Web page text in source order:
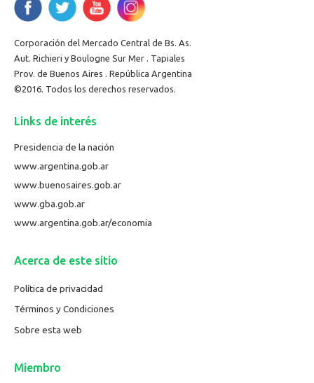
Corporación del Mercado Central de Bs. As.
Aut. Richieri y Boulogne Sur Mer . Tapiales
Prov. de Buenos Aires . República Argentina
©2016. Todos los derechos reservados.
Links de interés
Presidencia de la nación
www.argentina.gob.ar
www.buenosaires.gob.ar
www.gba.gob.ar
www.argentina.gob.ar/economia
Acerca de este sitio
Política de privacidad
Términos y Condiciones
Sobre esta web
Miembro